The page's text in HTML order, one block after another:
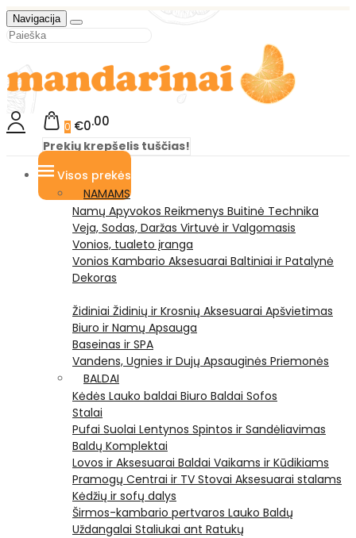
Navigacija
0 €0 00
Prekių krepšelis tuščias!
Visos prekės
NAMAMS
Namų Apyvokos Reikmenys Buitinė Technika
Veja, Sodas, Daržas Virtuvė ir Valgomasis
Vonios, tualeto įranga
Vonios Kambario Aksesuarai Baltiniai ir Patalynė
Dekoras
Židiniai Židinių ir Krosnių Aksesuarai Apšvietimas
Biuro ir Namų Apsauga
Baseinas ir SPA
Vandens, Ugnies ir Dujų Apsauginės Priemonės
BALDAI
Kėdės Lauko baldai Biuro Baldai Sofos
Stalai
Pufai Suolai Lentynos Spintos ir Sandėliavimas
Baldų Komplektai
Lovos ir Aksesuarai Baldai Vaikams ir Kūdikiams
Pramogų Centrai ir TV Stovai Aksesuarai stalams
Kėdžių ir sofų dalys
Širmos-kambario pertvaros Lauko Baldų
Uždangalai Staliukai ant Ratukų